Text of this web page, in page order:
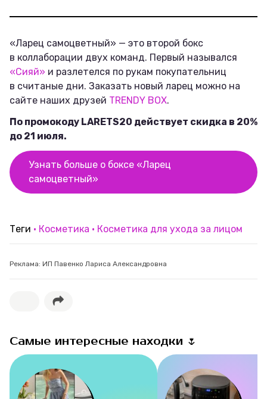
«Ларец самоцветный» — это второй бокс
в коллаборации двух команд. Первый назывался
«Сияй» и разлетелся по рукам покупательниц
в считаные дни. Заказать новый ларец можно на
сайте наших друзей TRENDY BOX.
По промокоду LARETS20 действует скидка в 20%
до 21 июля.
Узнать больше о боксе «Ларец
самоцветный»
Теги Косметика Косметика для ухода за лицом
Реклама: ИП Павенко Лариса Александровна
Самые интересные находки 🌷